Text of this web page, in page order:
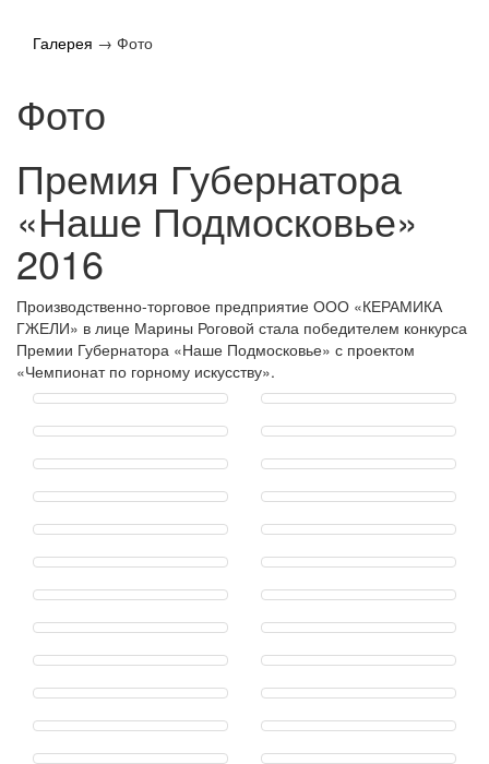
Галерея → Фото
Фото
Премия Губернатора
«Наше Подмосковье»
2016
Производственно-торговое предприятие ООО «КЕРАМИКА
ГЖЕЛИ» в лице Марины Роговой стала победителем конкурса
Премии Губернатора «Наше Подмосковье» с проектом
«Чемпионат по горному искусству».